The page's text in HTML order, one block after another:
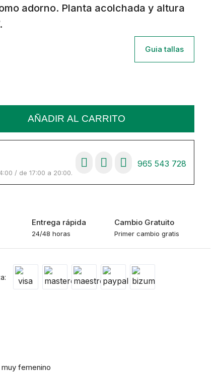
adorno. Planta acolchada y altura
Guia tallas
AÑADIR AL CARRITO
/ de 17:00 a 20:00.
965 543 728
Entrega rápida
24/48 horas
Cambio Gratuito
Primer cambio gratis
femenino